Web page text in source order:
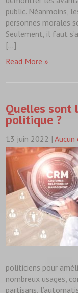
public. Néanmoins,
personnes morales
Seulement, il faut
[…]
Read More »
Quelles sont
politique ?
13 juin 2022 |
politiciens pour
nombreux usages,
partisans,